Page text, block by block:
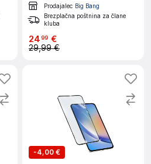
Prodajalec Big Bang
Brezplačna poštnina za člane
kluba
2499 €
29,99 €
-4,00 €